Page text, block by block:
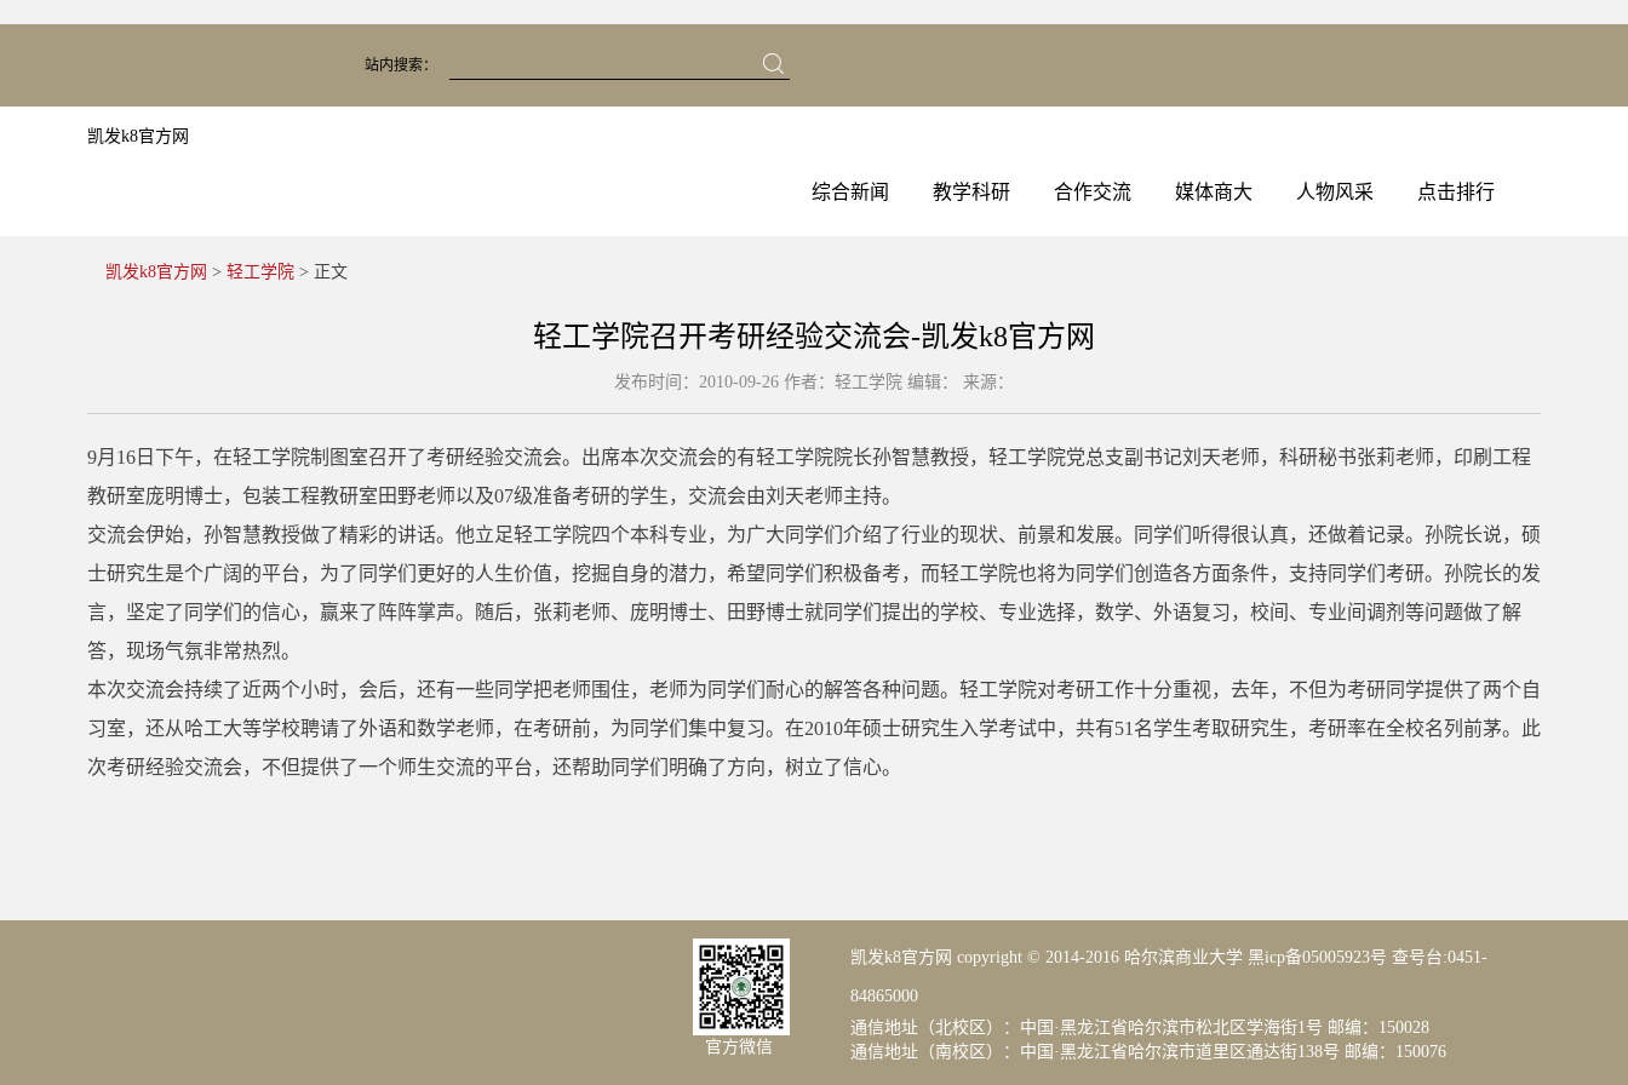
站内搜索：
凯发k8官方网
综合新闻 教学科研 合作交流 媒体商大 人物风采 点击排行
凯发k8官方网 > 轻工学院 > 正文
轻工学院召开考研经验交流会-凯发k8官方网
发布时间：2010-09-26 作者：轻工学院 编辑： 来源：
9月16日下午，在轻工学院制图室召开了考研经验交流会。出席本次交流会的有轻工学院院长孙智慧教授，轻工学院党总支副书记刘天老师，科研秘书张莉老师，印刷工程
教研室庞明博士，包装工程教研室田野老师以及07级准备考研的学生，交流会由刘天老师主持。
交流会伊始，孙智慧教授做了精彩的讲话。他立足轻工学院四个本科专业，为广大同学们介绍了行业的现状、前景和发展。同学们听得很认真，还做着记录。孙院长说，硕
士研究生是个广阔的平台，为了同学们更好的人生价值，挖掘自身的潜力，希望同学们积极备考，而轻工学院也将为同学们创造各方面条件，支持同学们考研。孙院长的发
言，坚定了同学们的信心，赢来了阵阵掌声。随后，张莉老师、庞明博士、田野博士就同学们提出的学校、专业选择，数学、外语复习，校间、专业间调剂等问题做了解
答，现场气氛非常热烈。
本次交流会持续了近两个小时，会后，还有一些同学把老师围住，老师为同学们耐心的解答各种问题。轻工学院对考研工作十分重视，去年，不但为考研同学提供了两个自
习室，还从哈工大等学校聘请了外语和数学老师，在考研前，为同学们集中复习。在2010年硕士研究生入学考试中，共有51名学生考取研究生，考研率在全校名列前茅。此
次考研经验交流会，不但提供了一个师生交流的平台，还帮助同学们明确了方向，树立了信心。
凯发k8官方网 copyright © 2014-2016 哈尔滨商业大学 黑icp备05005923号 查号台:0451-
84865000
通信地址（北校区）：中国·黑龙江省哈尔滨市松北区学海街1号 邮编：150028
通信地址（南校区）：中国·黑龙江省哈尔滨市道里区通达街138号 邮编：150076
官方微信